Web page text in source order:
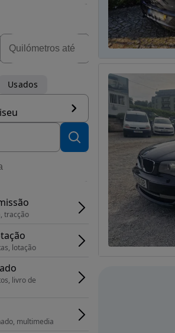
Usados
tracção
lotação
livro de
multimedia